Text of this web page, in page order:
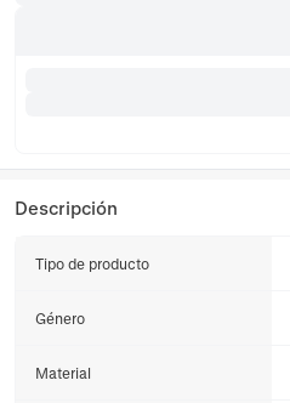
Descripción
Tipo de producto
Género
Material